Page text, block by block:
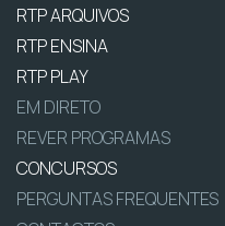
RTP ARQUIVOS
RTP ENSINA
RTP PLAY
EM DIRETO
REVER PROGRAMAS
CONCURSOS
PERGUNTAS FREQUENTES